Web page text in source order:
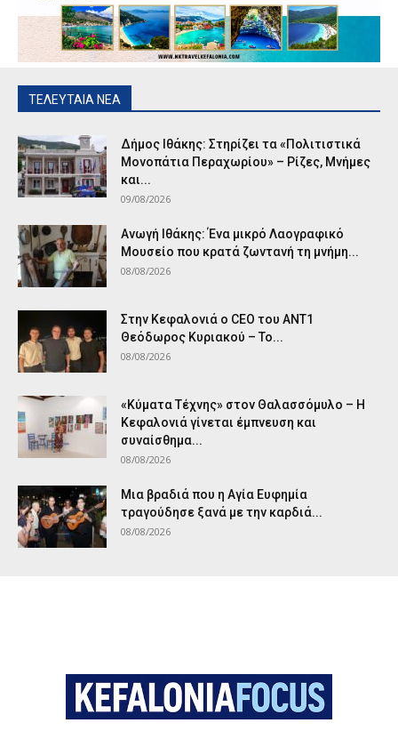
ΤΕΛΕΥΤΑΙΑ ΝΕΑ
Δήμος Ιθάκης: Στηρίζει τα «Πολιτιστικά
Μονοπάτια Περαχωρίου» – Ρίζες, Μνήμες
και...
09/08/2026
Ανωγή Ιθάκης: Ένα μικρό Λαογραφικό
Μουσείο που κρατά ζωντανή τη μνήμη...
08/08/2026
Στην Κεφαλονιά ο CEO του ANT1
Θεόδωρος Κυριακού – Το...
08/08/2026
«Κύματα Τέχνης» στον Θαλασσόμυλο – Η
Κεφαλονιά γίνεται έμπνευση και
συναίσθημα...
08/08/2026
Μια βραδιά που η Αγία Ευφημία
τραγούδησε ξανά με την καρδιά...
08/08/2026